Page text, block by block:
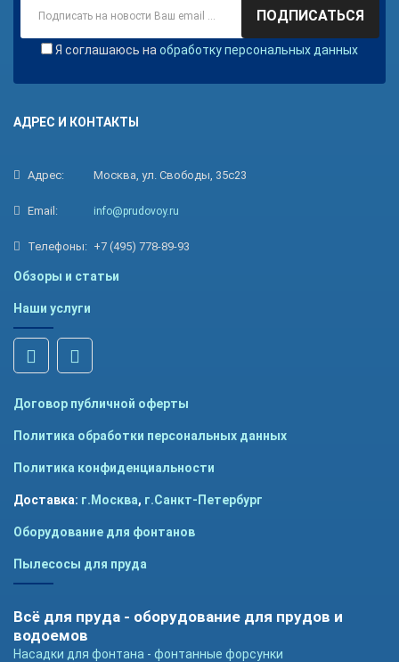
ПОДПИСАТЬСЯ
Я соглашаюсь на обработку персональных данных
АДРЕС И КОНТАКТЫ
Адрес: Москва, ул. Свободы, 35с23
Email: info@prudovoy.ru
Телефоны: +7 (495) 778-89-93
Обзоры и статьи
Наши услуги
Договор публичной оферты
Политика обработки персональных данных
Политика конфиденциальности
Доставка: г.Москва, г.Санкт-Петербург
Оборудование для фонтанов
Пылесосы для пруда
Всё для пруда - оборудование для прудов и
водоемов
Насадки для фонтана - фонтанные форсунки